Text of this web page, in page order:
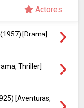
Actores
[Drama]
Thriller]
[Aventuras,